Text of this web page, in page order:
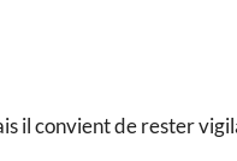
il convient de rester